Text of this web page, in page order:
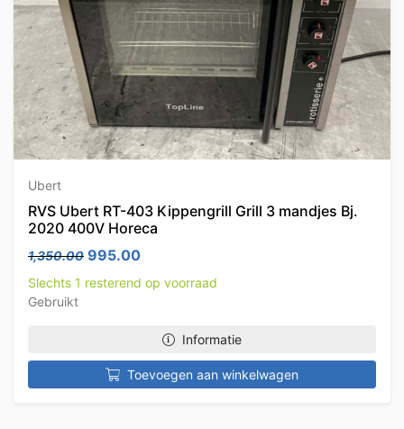
Ubert
RVS Ubert RT-403 Kippengrill Grill 3 mandjes Bj.
2020 400V Horeca
1,350.00 Oorspronkelijke prijs was: 1,350.00.
995.00Huidige prijs is: 995.00.
Slechts 1 resterend op voorraad
Gebruikt
Informatie
Toevoegen aan winkelwagen